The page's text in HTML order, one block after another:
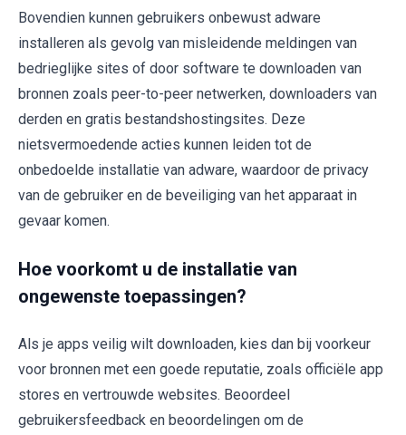
Bovendien kunnen gebruikers onbewust adware
installeren als gevolg van misleidende meldingen van
bedrieglijke sites of door software te downloaden van
bronnen zoals peer-to-peer netwerken, downloaders van
derden en gratis bestandshostingsites. Deze
nietsvermoedende acties kunnen leiden tot de
onbedoelde installatie van adware, waardoor de privacy
van de gebruiker en de beveiliging van het apparaat in
gevaar komen.
Hoe voorkomt u de installatie van
ongewenste toepassingen?
Als je apps veilig wilt downloaden, kies dan bij voorkeur
voor bronnen met een goede reputatie, zoals officiële app
stores en vertrouwde websites. Beoordeel
gebruikersfeedback en beoordelingen om de